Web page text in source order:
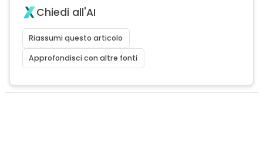
Chiedi all'AI
Riassumi questo articolo
Approfondisci con altre fonti